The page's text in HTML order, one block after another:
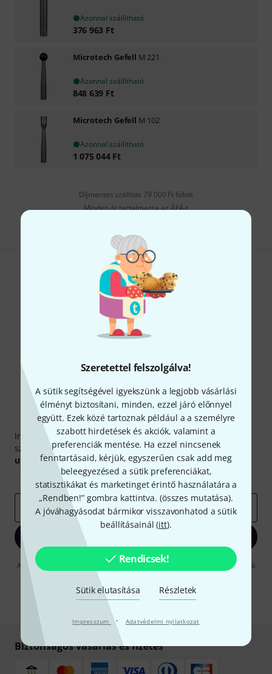
Szeretettel felszolgálva!
A sütik segítségével igyekszünk a legjobb vásárlási
élményt biztosítani, minden, ezzel járó előnnyel
együtt. Ezek közé tartoznak például a a személyre
szabott hirdetések és akciók, valamint a
preferenciák mentése. Ha ezzel nincsenek
fenntartásaid, kérjük, egyszerűen csak add meg
beleegyezésed a sütik preferenciákat,
statisztikákat és marketinget érintő használatára a
„Rendben!” gombra kattintva. (összes mutatása).
A jóváhagyásodat bármikor visszavonhatod a sütik
beállításainál (itt).
Rendicsek!
Sütik elutasítása Részletek
Impresszum · Adatvédelmi nyilatkozat
Azonnal szállítható
376 963 Ft
Microtech Gefell M 221
Azonnal szállítható
848 639 Ft
Microtech Gefell M 102
Azonnal szállítható
1 075 044 Ft
Díjmentes szállítás 79 000 Ft fölött
Minden ár tartalmazza az ÁFÁ-t
Tetszik, amit látsz?
Súgó & Visszajelzések
Thomann hírlevél
Iratkozz fel a Thomann angol nyelvű hírlevelére, és kis
szerencsével megnyerheted a50egyenként50 € értékű
utalványegyikét.
Inspiráló gondolatok
Akciók Thomann
e-mail cím*
A "Bejelentkezés" gombra kattintva elfogadja, hogy e-mailben küldjünk
önnek hirdetéseket. Bármikor leiratkozhat erről. A hírlevélről további
információkat az
data protection guideline -ben talál.
* Kitöltés kötelező
Biztonságos vásárlás és fizetés